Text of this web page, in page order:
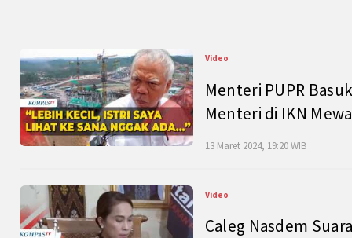
Video
Menteri PUPR
Menteri di IKN
13 Maret 2024, 19:20 WIB
Video
Caleg Nasdem